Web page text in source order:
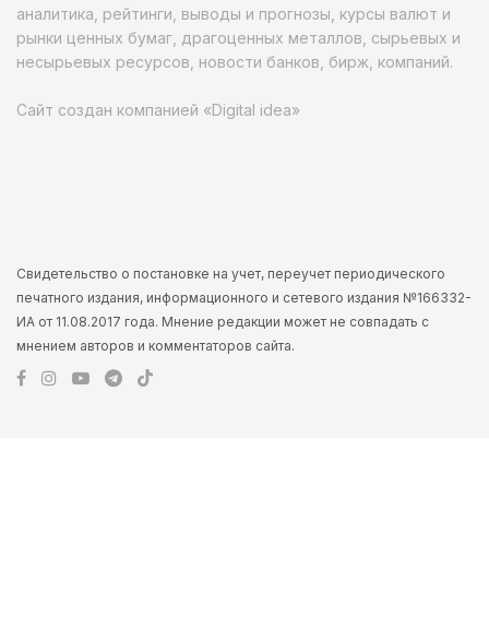
аналитика, рейтинги, выводы и прогнозы, курсы валют и
рынки ценных бумаг, драгоценных металлов, сырьевых и
несырьевых ресурсов, новости банков, бирж, компаний.
Сайт создан компанией «Digital idea»
Свидетельство о постановке на учет, переучет периодического
печатного издания, информационного и сетевого издания №166332-
ИА от 11.08.2017 года. Мнение редакции может не совпадать с
мнением авторов и комментаторов сайта.